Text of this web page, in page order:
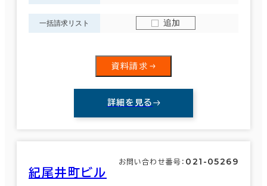
一括請求リスト 追加
資料請求
詳細を見る
紀尾井町ビル
お問い合わせ番号： 021-05269